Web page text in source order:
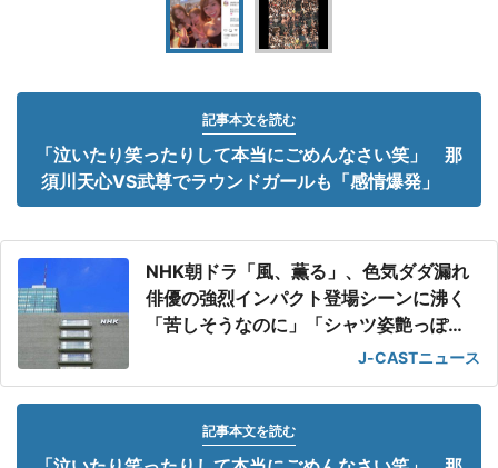
記事本文を読む
「泣いたり笑ったりして本当にごめんなさい笑」 那
須川天心VS武尊でラウンドガールも「感情爆発」
NHK朝ドラ「風、薫る」、色気ダダ漏れ
俳優の強烈インパクト登場シーンに沸く
「苦しそうなのに」「シャツ姿艶っぽ
J-CASTニュース
記事本文を読む